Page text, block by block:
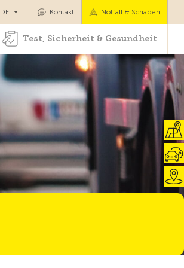
Test, Sicherheit & Gesundheit
Kontakt Notfall & Schaden
DE
Test, Sicherheit & Gesundheit